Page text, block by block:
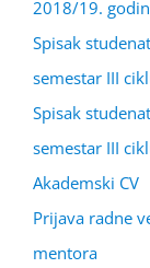
2018/19.
Spisak
semestar III
Spisak
semestar III
Akademski CV
Prijava radne
mentora